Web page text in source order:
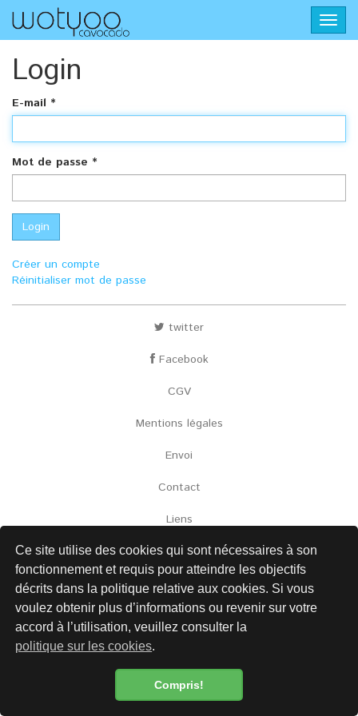
Politique de confidentialité
Ce site utilise des cookies qui sont nécessaires à son
fonctionnement et requis pour atteindre les objectifs
décrits dans la politique relative aux cookies. Si vous
voulez obtenir plus d’informations ou revenir sur votre
accord à l’utilisation, veuillez consulter la
politique sur les cookies.
Compris!
contenu
principal
Login
E-mail *
Mot de passe *
Login
Créer un compte
Réinitialiser mot de passe
twitter
Facebook
CGV
Mentions légales
Envoi
Contact
Liens
Protection des données